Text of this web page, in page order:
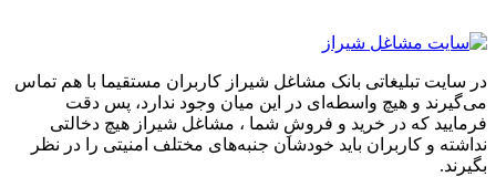
در سایت تبلیغاتی بانک مشاغل شیراز کاربران مستقیما با هم تماس
می‌گیرند و هیچ واسطه‌ای در این میان وجود ندارد، پس دقت
فرمایید که در خرید و فروشِ شما ، مشاغل شیراز هیچ دخالتی
نداشته و کاربران باید خودشان جنبه‌های مختلف امنیتی را در نظر
بگیرند.